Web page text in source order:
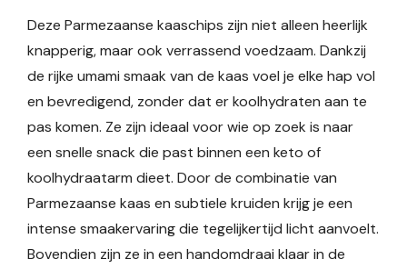
Deze Parmezaanse kaaschips zijn niet alleen heerlijk
knapperig, maar ook verrassend voedzaam. Dankzij
de rijke umami smaak van de kaas voel je elke hap vol
en bevredigend, zonder dat er koolhydraten aan te
pas komen. Ze zijn ideaal voor wie op zoek is naar
een snelle snack die past binnen een keto of
koolhydraatarm dieet. Door de combinatie van
Parmezaanse kaas en subtiele kruiden krijg je een
intense smaakervaring die tegelijkertijd licht aanvoelt.
Bovendien zijn ze in een handomdraai klaar in de